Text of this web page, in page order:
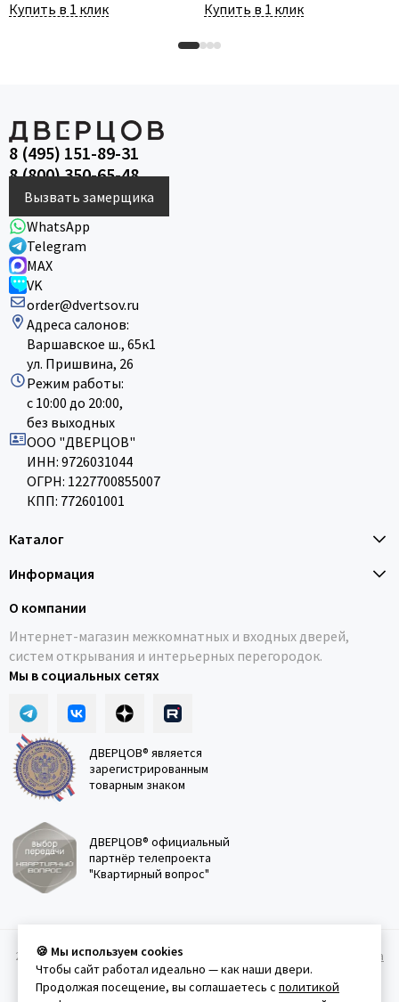
Купить в 1 клик Купить в 1 клик
8 (495) 151-89-31
8 (800) 350-65-48
Вызвать замерщика
WhatsApp
Telegram
MAX
VK
order@dvertsov.ru
Адреса салонов:
Варшавское ш., 65к1
ул. Пришвина, 26
Режим работы:
с 10:00 до 20:00,
без выходных
ООО "ДВЕРЦОВ"
ИНН: 9726031044
ОГРН: 1227700855007
КПП: 772601001
Каталог
Информация
О компании
Интернет-магазин межкомнатных и входных дверей,
систем открывания и интерьерных перегородок.
Мы в социальных сетях
ДВЕРЦОВ® является
зарегистрированным
товарным знаком
ДВЕРЦОВ® официальный
партнёр телепроекта
"Квартирный вопрос"
2011-2026 © Дверцов. Карта сайта
Политика
конфеденциальности Условия использования сайта
🍪 Мы используем cookies
Чтобы сайт работал идеально — как наши двери.
Продолжая посещение, вы соглашаетесь с политикой